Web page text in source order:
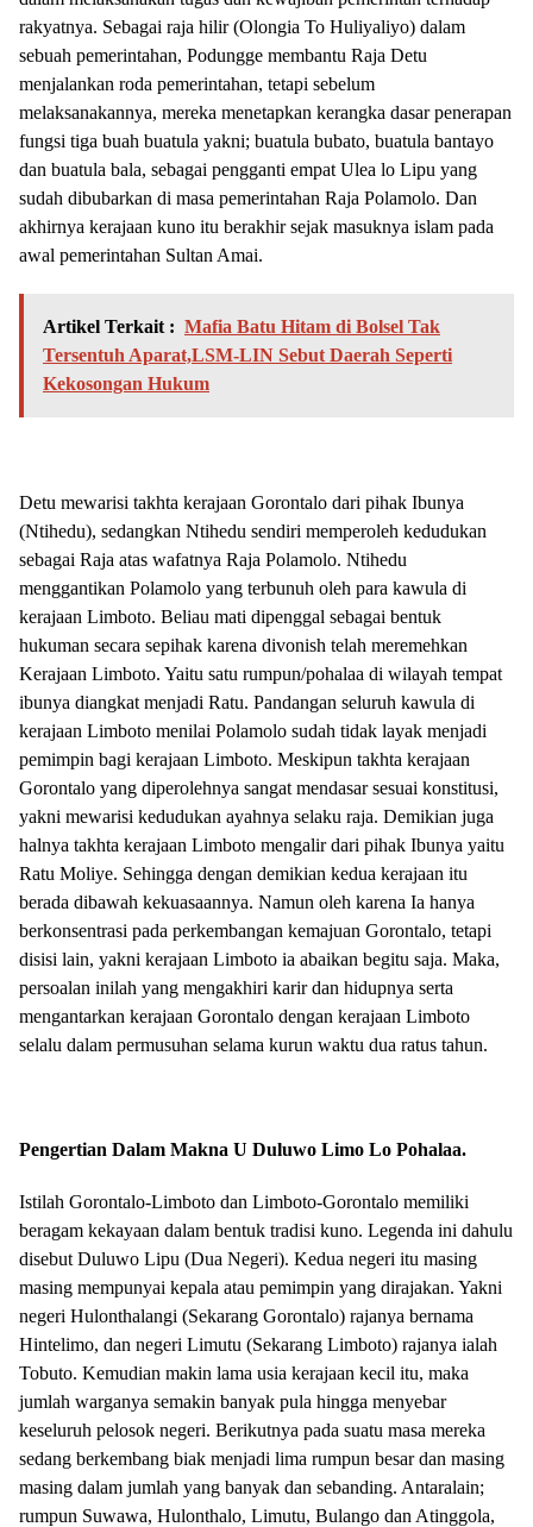
rakyatnya. Sebagai raja hilir (Olongia To Huliyaliyo) dalam
sebuah pemerintahan, Podungge membantu Raja Detu
menjalankan roda pemerintahan, tetapi sebelum
melaksanakannya, mereka menetapkan kerangka dasar penerapan
fungsi tiga buah buatula yakni; buatula bubato, buatula bantayo
dan buatula bala, sebagai pengganti empat Ulea lo Lipu yang
sudah dibubarkan di masa pemerintahan Raja Polamolo. Dan
akhirnya kerajaan kuno itu berakhir sejak masuknya islam pada
awal pemerintahan Sultan Amai.
Artikel Terkait : Mafia Batu Hitam di Bolsel Tak
Tersentuh Aparat,LSM-LIN Sebut Daerah Seperti
Kekosongan Hukum
Detu mewarisi takhta kerajaan Gorontalo dari pihak Ibunya
(Ntihedu), sedangkan Ntihedu sendiri memperoleh kedudukan
sebagai Raja atas wafatnya Raja Polamolo. Ntihedu
menggantikan Polamolo yang terbunuh oleh para kawula di
kerajaan Limboto. Beliau mati dipenggal sebagai bentuk
hukuman secara sepihak karena divonish telah meremehkan
Kerajaan Limboto. Yaitu satu rumpun/pohalaa di wilayah tempat
ibunya diangkat menjadi Ratu. Pandangan seluruh kawula di
kerajaan Limboto menilai Polamolo sudah tidak layak menjadi
pemimpin bagi kerajaan Limboto. Meskipun takhta kerajaan
Gorontalo yang diperolehnya sangat mendasar sesuai konstitusi,
yakni mewarisi kedudukan ayahnya selaku raja. Demikian juga
halnya takhta kerajaan Limboto mengalir dari pihak Ibunya yaitu
Ratu Moliye. Sehingga dengan demikian kedua kerajaan itu
berada dibawah kekuasaannya. Namun oleh karena Ia hanya
berkonsentrasi pada perkembangan kemajuan Gorontalo, tetapi
disisi lain, yakni kerajaan Limboto ia abaikan begitu saja. Maka,
persoalan inilah yang mengakhiri karir dan hidupnya serta
mengantarkan kerajaan Gorontalo dengan kerajaan Limboto
selalu dalam permusuhan selama kurun waktu dua ratus tahun.
Pengertian Dalam Makna U Duluwo Limo Lo Pohalaa.
Istilah Gorontalo-Limboto dan Limboto-Gorontalo memiliki
beragam kekayaan dalam bentuk tradisi kuno. Legenda ini dahulu
disebut Duluwo Lipu (Dua Negeri). Kedua negeri itu masing
masing mempunyai kepala atau pemimpin yang dirajakan. Yakni
negeri Hulonthalangi (Sekarang Gorontalo) rajanya bernama
Hintelimo, dan negeri Limutu (Sekarang Limboto) rajanya ialah
Tobuto. Kemudian makin lama usia kerajaan kecil itu, maka
jumlah warganya semakin banyak pula hingga menyebar
keseluruh pelosok negeri. Berikutnya pada suatu masa mereka
sedang berkembang biak menjadi lima rumpun besar dan masing
masing dalam jumlah yang banyak dan sebanding. Antaralain;
rumpun Suwawa, Hulonthalo, Limutu, Bulango dan Atinggola,